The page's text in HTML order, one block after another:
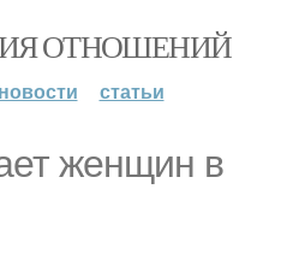
ОТНОШЕНИЙ
новости статьи
женщин в